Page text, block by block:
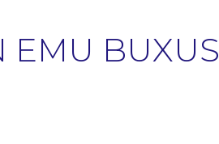
EMU BUXUS